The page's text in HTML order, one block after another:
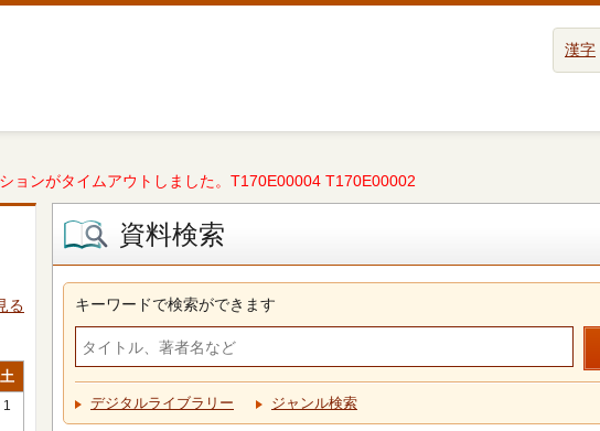
漢字
ョンがタイムアウトしました。T170E00004 T170E00002
る
土
1
資料検索
キーワードで検索ができます
デジタルライブラリー ジャンル検索